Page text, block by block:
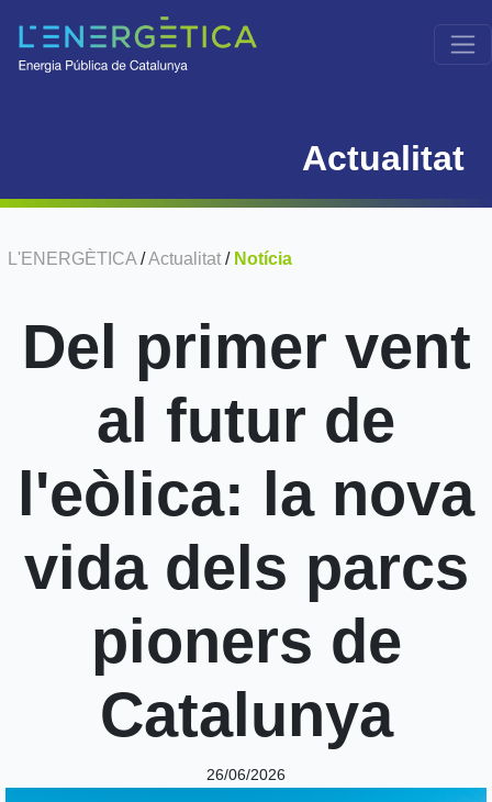
Actualitat
L'ENERGÈTICA /Actualitat / Notícia
Del primer vent
al futur de
l'eòlica: la nova
vida dels parcs
pioners de
Catalunya
26/06/2026